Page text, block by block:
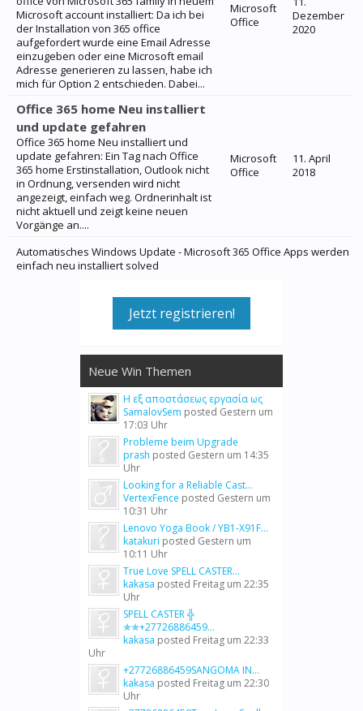
Microsoft account installiert: Da ich bei
der Installation von 365 office
aufgefordert wurde eine Email Adresse
einzugeben oder eine Microsoft email
Adresse generieren zu lassen, habe ich
mich für Option 2 entschieden. Dabei...
Microsoft
Office
Dezember
2020
Office 365 home Neu installiert
und update gefahren
Office 365 home Neu installiert und
update gefahren: Ein Tag nach Office
365 home Erstinstallation, Outlook nicht
in Ordnung, versenden wird nicht
angezeigt, einfach weg. Ordnerinhalt ist
nicht aktuell und zeigt keine neuen
Vorgänge an....
Microsoft
Office
11. April
2018
Automatisches Windows Update - Microsoft 365 Office Apps werden
einfach neu installiert solved
Jetzt registrieren!
Neue Win Themen
Η εξ αποστάσεως εργασία ως
SamalovSem posted Gestern um
17:03 Uhr
Probleme beim Upgrade
prash posted Gestern um 14:35
Uhr
Looking for a Reliable Cast...
VertexFence posted Gestern um
10:31 Uhr
Lenovo Yoga Book / YB1-X91F...
katakuri posted Gestern um
10:11 Uhr
True Love SPELL CASTER...
kakasa posted Freitag um 22:35
Uhr
SPELL CASTER ╬
✯✯+27726886459...
kakasa posted Freitag um 22:33
Uhr
+27726886459SANGOMA IN...
kakasa posted Freitag um 22:30
Uhr